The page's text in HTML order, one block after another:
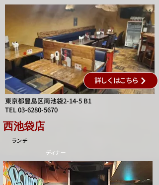
詳しくはこちら
東京都豊島区南池袋2-14-5 B1
TEL03-6280-5670
西池袋店
ランチ
​ディナー